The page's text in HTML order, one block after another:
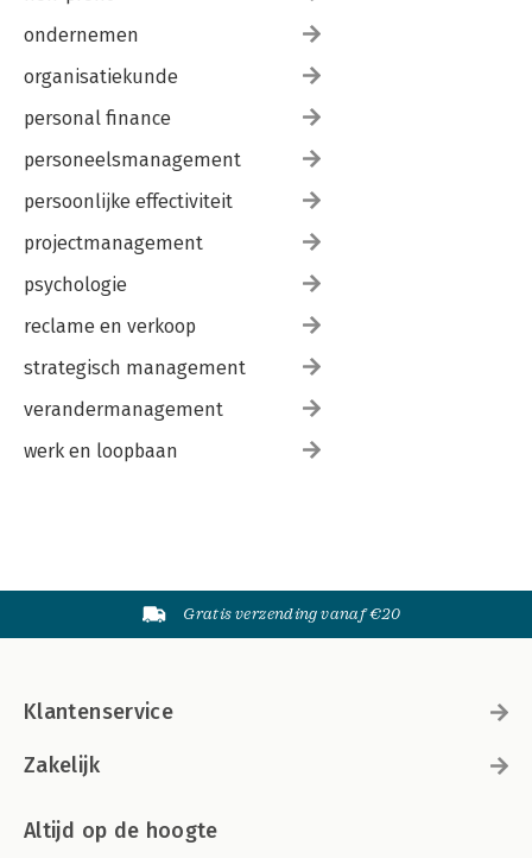
ondernemen
organisatiekunde
personal finance
personeelsmanagement
persoonlijke effectiviteit
projectmanagement
psychologie
reclame en verkoop
strategisch management
verandermanagement
werk en loopbaan
Gratis verzending vanaf €20
Klantenservice
Zakelijk
Altijd op de hoogte